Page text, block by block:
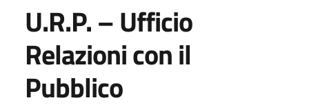
U.R.P. – Ufficio
Relazioni con il
Pubblico